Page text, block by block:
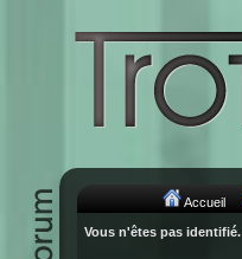
Accueil
Vous n'êtes pas identifié.